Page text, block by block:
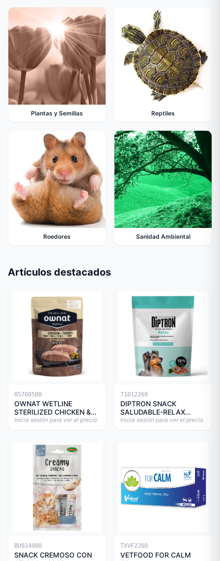
Plantas y Semillas Reptiles
Roedores Sanidad Ambiental
Artículos destacados
05700500
OWNAT WETLINE
STERILIZED CHICKEN &
TURKEY CAT 85gr
Inicia sesión para ver el precio
71012260
DIPTRON SNACK
SALUDABLE-RELAX
150GR
Inicia sesión para ver el precio
BU924000
SNACK CREMOSO CON
TXVF2260
VETFOOD FOR CALM